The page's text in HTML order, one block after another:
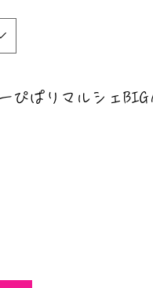
ぴぱりマルシェBIG